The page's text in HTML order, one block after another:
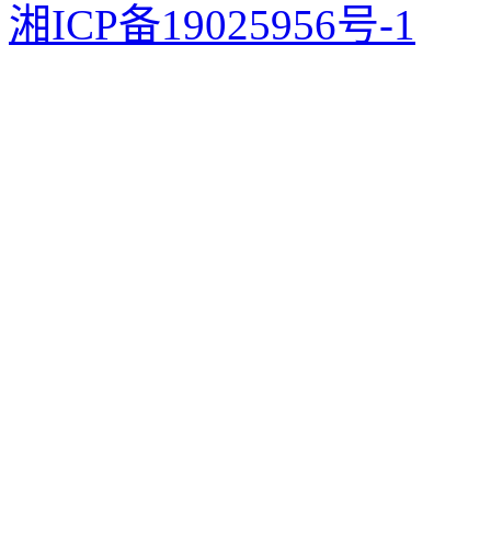
湘ICP备19025956号-1